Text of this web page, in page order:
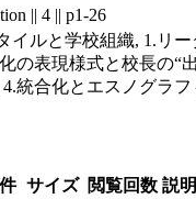
|| 4 || p1-26
イルと学校組織, 1.リ
の表現様式と校長の
統合化とエスノグラ
サイズ 閲覧回数 説明